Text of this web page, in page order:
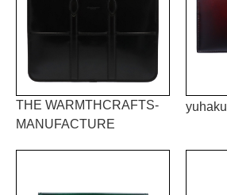
THE WARMTHCRAFTS-
MANUFACTURE
yuhaku